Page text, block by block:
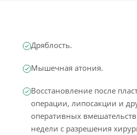
Дряблость.
Мышечная атония.
Восстановление после
операции, липосакции и
оперативных вмешательств
недели с разрешения